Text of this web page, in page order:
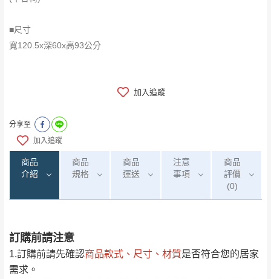
■尺寸
寬120.5x深60x高93公分
加入追蹤
分享至
加入追蹤
商品
介紹
商品
規格
商品
運送
注意
事項
商品
評價
(0)
訂購前請注意
1.訂購前請先確認商品款式、尺寸、材質是否符合您的居家
需求。
運 費 說 明
注意事項：
由於品項繁多，網頁無法及時更新，如有需
0/5 (0)筆